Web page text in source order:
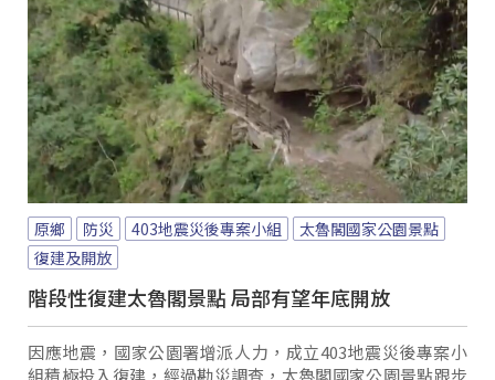
原鄉 防災 403地震災後專案小組
太魯閣國家公園景點
復建及開放
階段性復建太魯閣景點 局部有望年底開放
因應地震，國家公園署增派人力，成立403地震災後專案小
組積極投入復建，經過勘災調查，太魯閣國家公園景點跟步